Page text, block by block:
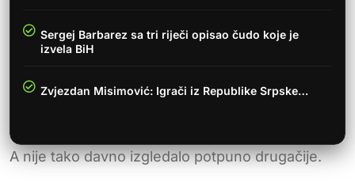
Sergej Barbarez sa tri riječi opisao čudo koje je
izvela BiH
Zvjezdan Misimović: Igrači iz Republike Srpske…
A nije tako davno izgledalo potpuno drugačije.